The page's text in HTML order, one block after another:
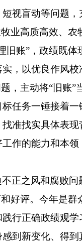
视盲动等问题，
业高质高效、农
旧账”， 政绩既体
，以优良作风
，主动将“旧账”
任务一锤接着
准找实具体表
作的能力和本领
正之风和腐败问
好评。今年是群
行正确政绩观学
到新变化、得到